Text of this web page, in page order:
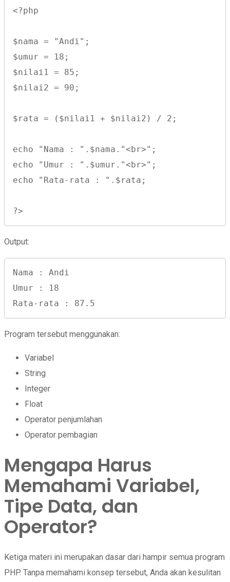
<?php
$nama = "Andi";
$umur = 18;
$nilai1 = 85;
$nilai2 = 90;
$rata = ($nilai1 + $nilai2) / 2;
echo "Nama : ".$nama."<br>";
echo "Umur : ".$umur."<br>";
echo "Rata-rata : ".$rata;
?>
Output:
Nama : Andi
Umur : 18
Rata-rata : 87.5
Program tersebut menggunakan:
Variabel
String
Integer
Float
Operator penjumlahan
Operator pembagian
Mengapa Harus
Memahami Variabel,
Tipe Data, dan
Operator?
Ketiga materi ini merupakan dasar dari hampir semua program
PHP. Tanpa memahami konsep tersebut, Anda akan kesulitan